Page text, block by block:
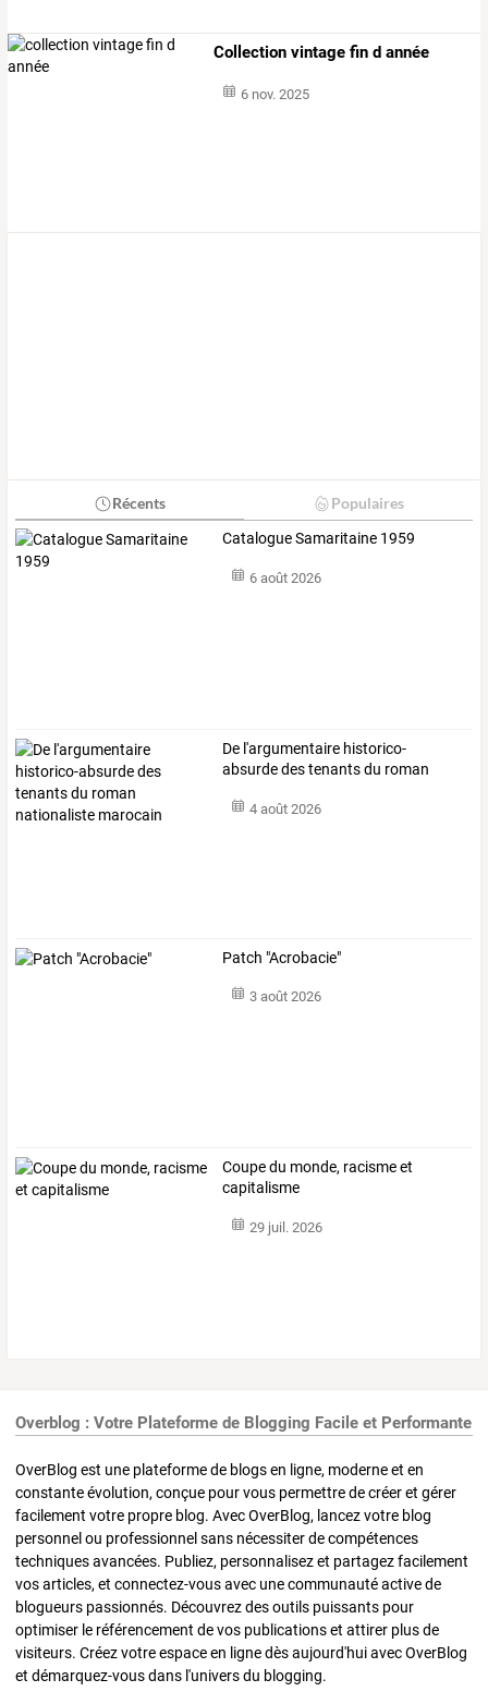
Collection vintage fin d année
6 nov. 2025
Récents Populaires
Catalogue Samaritaine 1959
6 août 2026
De l'argumentaire historico-
absurdedestenantsdu roman
4 août 2026
Patch "Acrobacie"
3 août 2026
Coupe du monde, racisme et
capitalisme
29 juil. 2026
Overblog : Votre Plateforme de Blogging Facile et Performante
OverBlog est une plateforme de blogs en ligne, moderne et en
constante évolution, conçue pour vous permettre de créer et gérer
facilement votre propre blog. Avec OverBlog, lancez votre blog
personnel ou professionnel sans nécessiter de compétences
techniques avancées. Publiez, personnalisez et partagez facilement
vos articles, et connectez-vous avec une communauté active de
blogueurs passionnés. Découvrez des outils puissants pour
optimiser le référencement de vos publications et attirer plus de
visiteurs. Créez votre espace en ligne dès aujourd'hui avec OverBlog
et démarquez-vous dans l'univers du blogging.